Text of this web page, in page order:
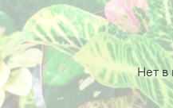
Нет в